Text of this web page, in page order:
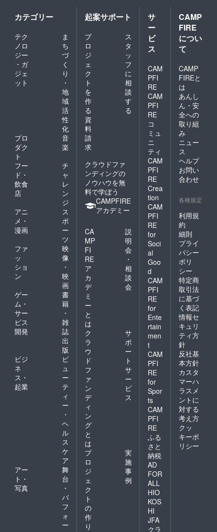
お名前
をご記
入くだ
さい。
渡しい
たしま
す。 ※
支援
時、必
ず備考
欄にご
お名前
をご記
入くだ
さい。
ださ
い！支
援者様
がファ
ンのみ
なさま
と一緒
するの
もあり
です
ね！2名
様限定
となり
ます。
コー
ナー枠
は20分
となり
ます。
試写会
は2021
年8月22
14:00〜
で予定
してお
りま
す。
※Blu-
rayは完
成試写
会でメ
ンバー
よりお
渡しい
たしま
す。 ※
支援
時、必
ず備考
欄にご
希望の
お名前
をご記
入くだ
さい。
は60分
を予定
してい
ます。
ポッド
キャス
トとし
します
のでど
なた様
も楽し
んで頂
けま
す。2名
限定と
なりま
す。定
員に達
した場
合の企
画とご
出演は2
名様ご
なりま
録はオ
ンライ
ンとな
りま
す。 試
写会は
2021年
8月22日
（日）
14:00〜
都内
で予定
してお
りま
※Blu-
rayは完
成試写
会でメ
ンバー
よりお
渡しい
たしま
す。 ※
時、必
ず備考
欄にご
希望の
お名前
をご記
作品に
掲載さ
れま
す。メ
ンバー
に向け
てのコ
や、
ブック
レット
を読む
方に作
品の魅
力をお
伝えく
ださ
い！
THE
LEGEN
Dと作品
の魅力
を支援
者様と
発信し
たいと
思いま
す！ 〇
紙材質
リーブ
ケース
をメン
バーが
手書き
でデザ
インし
ます。
※支援
時、必
ず備考
欄にご
希望の
お名前
をご記
入くだ
さい。
カテゴリー
テク
ノロ
ジー
・ガ
ジェ
ット
ま
ち
づ
く
り
・
地
域
活
性
化
プロ
ダク
ト
音
楽
フー
ド・
飲食
店
チ
ャ
レ
ン
ジ
アニ
メ・
漫画
ス
ポ
ー
ツ
ファ
ッ
ショ
ン
映
像
・
映
画
ゲー
ム・
サー
ビス
開発
書
籍
・
雑
誌
出
版
ビジ
ネ
ス・
起業
ビ
ュ
ー
テ
ィ
ー
・
ヘ
ル
ス
ケ
ア
アー
ト・
写真
舞
台
・
パ
フ
ォ
ー
起案サポート
プ
ロ
ジ
ェ
ク
ト
を
作
る
ス
タ
ッ
フ
に
相
談
す
る
資
料
請
求
クラウドファ
ンディングの
ノウハウを無
料で学ぼう
CAMPFIRE
アカデミー
CA
MP
FI
RE
ア
カ
デ
ミ
ー
と
は
説
明
会
・
相
談
会
ク
ラ
ウ
ド
フ
ァ
ン
デ
ィ
ン
グ
と
は
サ
ポ
ー
ト
サ
ー
ビ
ス
プ
ロ
ジ
ェ
ク
ト
の
作
り
実
施
事
例
サ
ー
ビ
ス
CAM
PFI
RE
CAM
PFI
RE
コ
ミュ
ニ
ティ
CAM
PFI
RE
Crea
tion
CAM
PFI
RE
for
Soci
al
Goo
d
CAM
PFI
RE
for
Ente
rtain
men
t
CAM
PFI
RE
for
Spor
ts
CAM
PFI
RE
ふる
さと
納税
AD
FOR
ALL
HIO
KOS
HI
JFA
クラ
CAMP
FIRE
につい
て
CAMP
FIREと
は
あんし
ん・安
全への
取り組
み
ニュー
ス
ヘルプ
お問い
合わせ
各種規定
利用規
約
細則
プライ
バシー
ポリ
シー
特定商
取引法
に基づ
く表記
情報セ
キュリ
ティ方
針
反社基
本方針
カスタ
マーハ
ラスメ
ントに
対する
考え方
クッ
キーポ
リシー